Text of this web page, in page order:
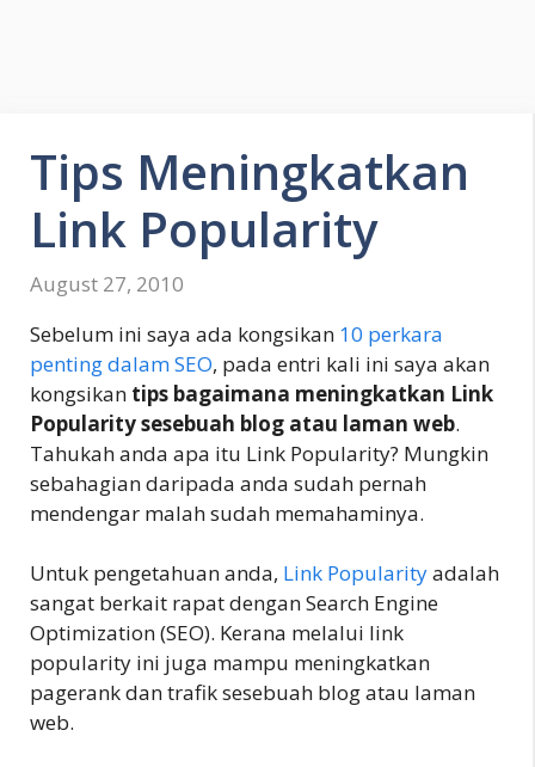
Tips Meningkatkan
Link Popularity
August 27, 2010
Sebelum ini saya ada kongsikan 10 perkara
penting dalam SEO, pada entri kali ini saya akan
kongsikan tips bagaimana meningkatkan Link
Popularity sesebuah blog atau laman web.
Tahukah anda apa itu Link Popularity? Mungkin
sebahagian daripada anda sudah pernah
mendengar malah sudah memahaminya.
Untuk pengetahuan anda, Link Popularityadalah
sangat berkait rapat dengan Search Engine
Optimization (SEO). Kerana melalui link
popularity ini juga mampu meningkatkan
pagerank dan trafik sesebuah blog atau laman
web.